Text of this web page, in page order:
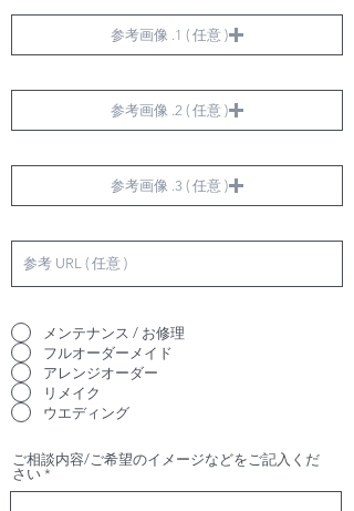
参考画像 .1 ( 任意 )
参考画像 .2 ( 任意 )
参考画像 .3 ( 任意 )
メンテナンス / お修理
フルオーダーメイド
アレンジオーダー
リメイク
ウエディング
ご相談内容/ご希望のイメージなどをご記入くだ
さい